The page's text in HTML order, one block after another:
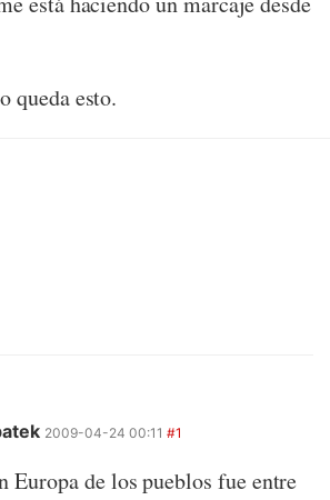
queda esto.
2009-04-24 00:11 #1
Europa de los pueblos fue entre